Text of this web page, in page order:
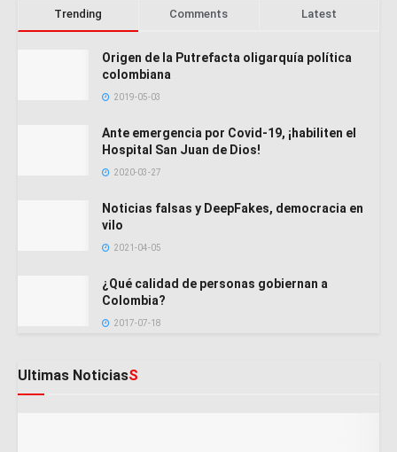
Trending Comments Latest
Origen de la Putrefacta oligarquía política
colombiana
2019-05-03
Ante emergencia por Covid-19, ¡habiliten el
Hospital San Juan de Dios!
2020-03-27
Noticias falsas y DeepFakes, democracia en
vilo
2021-04-05
¿Qué calidad de personas gobiernan a
Colombia?
2017-07-18
Ultimas NoticiasS